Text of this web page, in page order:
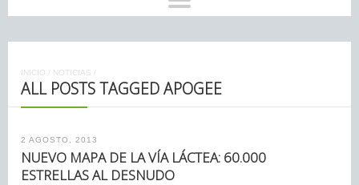
INICIO / NOTICIAS /
ALL POSTS TAGGED APOGEE
2 AGOSTO, 2013
NUEVO MAPA DE LA VÍA LÁCTEA: 60.000
ESTRELLAS AL DESNUDO